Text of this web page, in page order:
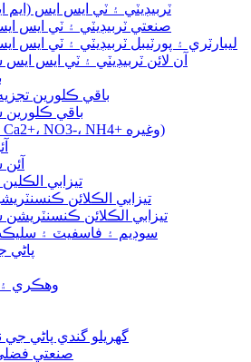
ٽربيڊيٽي ۽ ٽي ايس ايس (ايم
صنعتي ٽربيڊيٽي ۽ ٽي ايس
ليبارٽري ۽ پورٽيبل ٽربيڊيٽي ۽ ٽي ايس
آن لائن ٽربيڊيٽي ۽ ٽي ايس ايس
باقي ڪلورين
باقي ڪلورين
آئن (F-، CL-، Ca2+، NO3-، NH4+ وغيره)
تيزابي
تيزابي الڪلائن
تيزابي الڪلائن ڪنسنٽريشن
سوڊيم ۽ فاسفيٽ ۽ سليڪٽ
پاڻي
وهڪري ۽
گهريلو گندي پاڻي
صنعتي